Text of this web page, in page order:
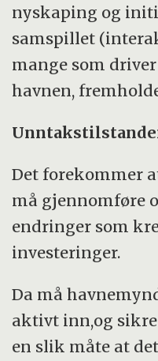
nyskaping og
samspillet
mange som
havnen,
Det forekommer
må gjennomføre
endringer som
investeringer.
Da må
aktivt inn,og
en slik måte at